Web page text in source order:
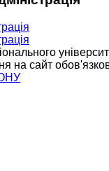
на сайт